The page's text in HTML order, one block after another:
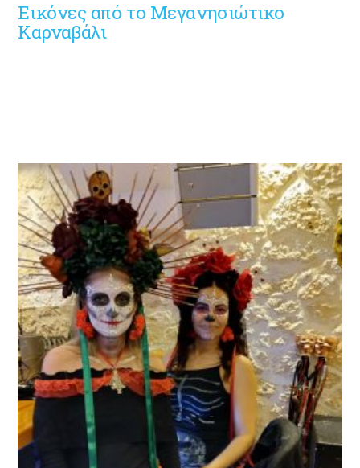
Εικόνες από το Μεγανησιώτικο
Καρναβάλι